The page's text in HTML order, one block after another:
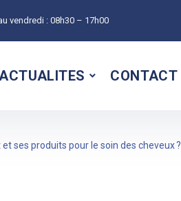
vendredi :08h30 – 17h00
CONTACT
ses produits pour le soin des cheveux ?